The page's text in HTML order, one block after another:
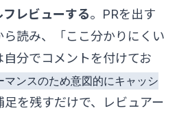
レビューする。PRを出す
読み、「ここ分かりにくい
分でコメントを付けてお
ンスのため意図的にキャッシ
足を残すだけで、レビュアー